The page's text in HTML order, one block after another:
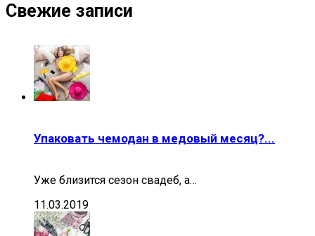
Свежие записи
Упаковать чемодан в медовый месяц?...
Уже близится сезон свадеб, а…
11.03.2019